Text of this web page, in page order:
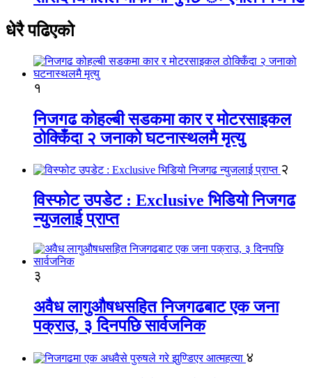
धेरै पढिएको
१
निजगढ कोहल्बी सडकमा कार र मोटरसाइकल
ठोक्किँदा २ जनाको घटनास्थलमै मृत्यु
२
विस्फोट उपडेट : Exclusive भिडियो निजगढ
न्युजलाई प्राप्त
३
अवैध लागुऔषधसहित निजगढबाट एक जना
पक्राउ, ३ दिनपछि सार्वजनिक
४